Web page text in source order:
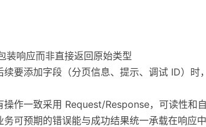
装响应而非直接返回原始类型
续要添加字段（分页信息、提示、调试 ID）
作一致采用 Request/Response，可读性和自
务可预期的错误能与成功结果统一承载在响应